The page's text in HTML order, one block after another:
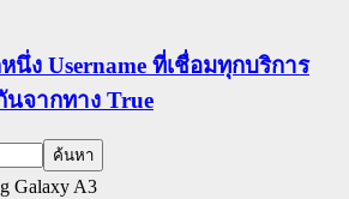
นึ่ง Username ที่เชื่อมทุกบริการ
นจากทาง True
Galaxy A3